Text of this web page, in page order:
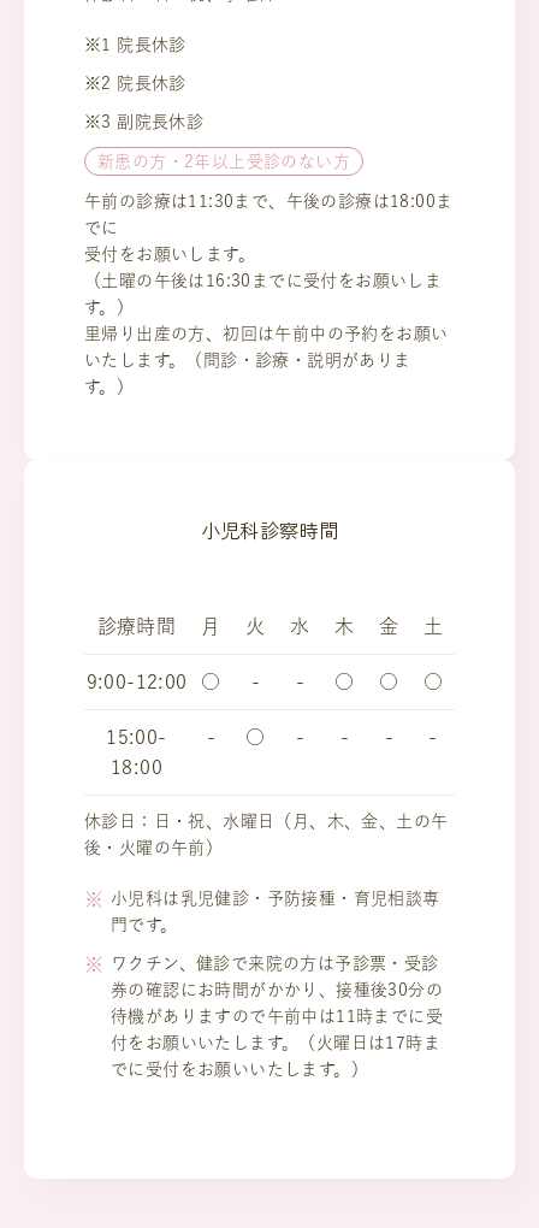
※1 院長休診
※2 院長休診
※3 副院長休診
新患の方・2年以上受診のない方
午前の診療は11:30まで、午後の診療は18:00ま
でに
受付をお願いします。
（土曜の午後は16:30までに受付をお願いしま
す。）
里帰り出産の方、初回は午前中の予約をお願い
いたします。（問診・診療・説明がありま
す。）
小児科診察時間
診療時間 月 火 水 木 金 土
9:00-12:00 ○ - - ○ ○ ○
15:00-
18:00
- ○ - - - -
休診日：日・祝、水曜日（月、木、金、土の午
後・火曜の午前）
小児科は乳児健診・予防接種・育児相談専
門です。
ワクチン、健診で来院の方は予診票・受診
券の確認にお時間がかかり、接種後30分の
待機がありますので午前中は11時までに受
付をお願いいたします。（火曜日は17時ま
でに受付をお願いいたします。）